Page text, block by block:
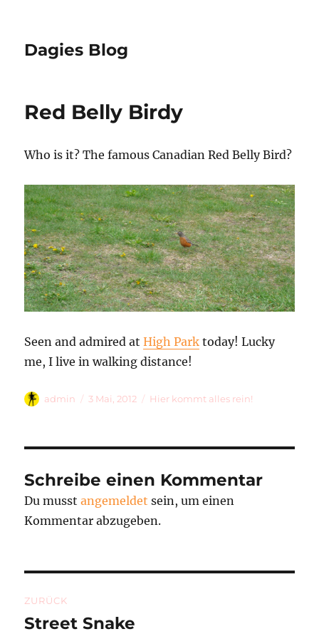
Dagies Blog
Red Belly Birdy
Who is it? The famous Canadian Red Belly Bird?
Seen and admired atHigh Park today! Lucky
me, I live in walking distance!
Autor
admin
Veröffentlicht
3 Mai, 2012 Kategorien
Hier kommt alles rein!
Schreibe einen Kommentar
Du musstangemeldet sein, um einen
Kommentar abzugeben.
ZURÜCK
Vorheriger
Street Snake